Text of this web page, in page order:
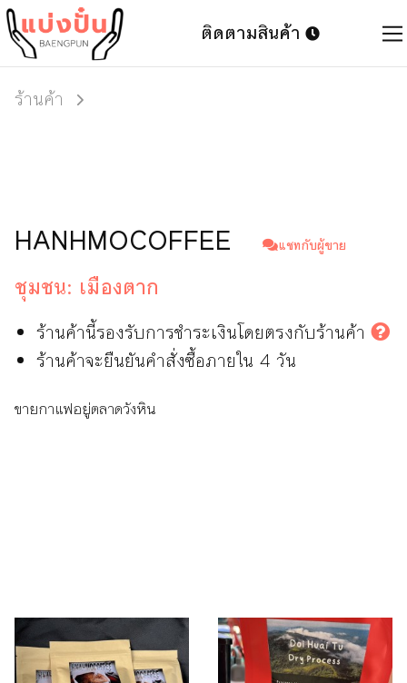
ติดตามสินค้า
ร้านค้า
HANHMOCOFFEE แชทกับผู้ขาย
ชุมชน: เมืองตาก
ร้านค้านี้รองรับการชำระเงินโดยตรงกับร้านค้า
ร้านค้าจะยืนยันคำสั่งซื้อภายใน 4 วัน
ขายกาแฟอยู่ตลาดวังหิน